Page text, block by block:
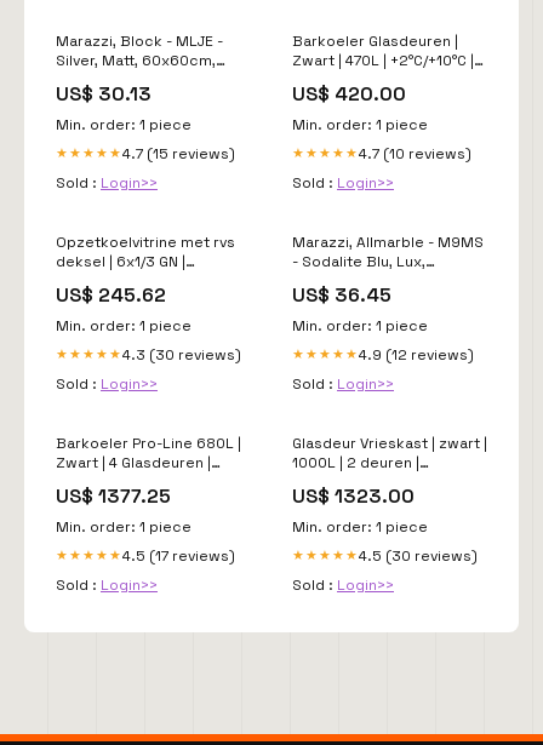
Marazzi, Block - MLJE -
Silver, Matt, 60x60cm,
US$ 30.13
Min. order: 1 piece
★★★★★4.7 (15 reviews)
Sold : Login>>
Barkoeler Glasdeuren |
Zwart | 470L | +2°C/+10°C |
1988x520x860(h)mm
qusinox
US$ 420.00
Min. order: 1 piece
★★★★★4.7 (10 reviews)
Sold : Login>>
Opzetkoelvitrine met rvs
deksel | 6x1/3 GN |
Crushed ice bakken
US$ 245.62
Min. order: 1 piece
★★★★★4.3 (30 reviews)
Sold : Login>>
Marazzi, Allmarble - M9MS
- Sodalite Blu, Lux,
Percorsi Smart
US$ 36.45
Min. order: 1 piece
★★★★★4.9 (12 reviews)
Sold : Login>>
Barkoeler Pro-Line 680L |
Zwart | 4 Glasdeuren |
2490x550x950(h)mm RVS
Voorraadkasten
US$ 1377.25
Min. order: 1 piece
★★★★★4.5 (17 reviews)
Sold : Login>>
Glasdeur Vrieskast | zwart |
1000L | 2 deuren |
1235x710x2092(h)mm
Polyethylene werkblad
US$ 1323.00
Min. order: 1 piece
★★★★★4.5 (30 reviews)
Sold : Login>>